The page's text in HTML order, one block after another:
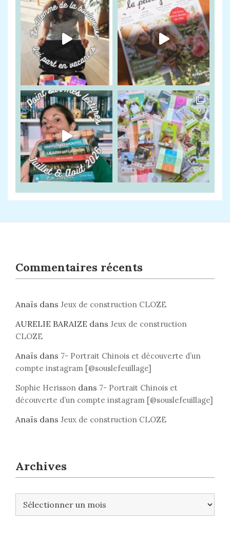
Commentaires récents
Anaïs dans Jeux de construction CLOZE
AURELIE BARAIZE dans Jeux de construction
CLOZE
Anaïs dans 7- Portrait Chinois et découverte d’un
compte instagram [@souslefeuillage]
Sophie Herisson dans 7- Portrait Chinois et
découverte d’un compte instagram [@souslefeuillage]
Anaïs dans Jeux de construction CLOZE
Archives